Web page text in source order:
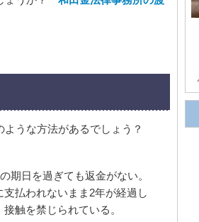
うな方法があるでしょう？
期日を過ぎても返金がない。
払われないまま2年が経過し
触を禁じられている。